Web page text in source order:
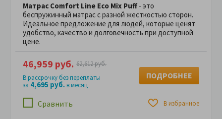
Матрас Comfort Line Eco Mix Puff - это
беспружинный матрас с разной жесткостью сторон.
Идеальное предложение для людей, которые ценят
удобство, качество и долговечность при доступной
цене.
Сравнить В избранное
46,959 руб. 62,612 руб.
В рассрочку без переплаты
за 4,695 руб.в месяц
ПОДРОБНЕЕ